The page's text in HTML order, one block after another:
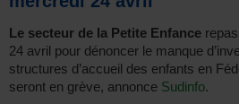
Le secteur de la Petite Enfance
24 avril pour dénoncer le manque
structures d’accueil des enfants en
seront en grève, annonce Sudinfo.